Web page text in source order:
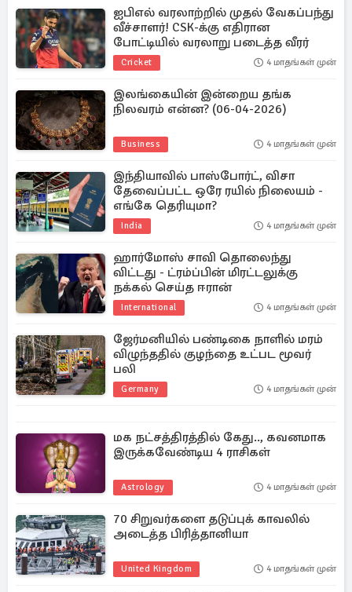
ஐபிஎல் வரலாற்றில் முதல் வேகப்பந்து
வீச்சாளர்! CSK-க்கு எதிரான
போட்டியில் வரலாறு படைத்த வீரர்
Cricket 4 மாதங்கள் முன்
இலங்கையின் இன்றைய தங்க
நிலவரம் என்ன? (06-04-2026)
Business 4 மாதங்கள் முன்
இந்தியாவில் பாஸ்போர்ட், விசா
தேவைப்பட்ட ஒரே ரயில் நிலையம் -
எங்கே தெரியுமா?
India 4 மாதங்கள் முன்
ஹார்மோஸ் சாவி தொலைந்து
விட்டது - ட்ரம்ப்பின் மிரட்டலுக்கு
நக்கல் செய்த ஈரான்
International 4 மாதங்கள் முன்
ஜேர்மனியில் பண்டிகை நாளில் மரம்
விழுந்ததில் குழந்தை உட்பட மூவர்
பலி
Germany 4 மாதங்கள் முன்
மக நட்சத்திரத்தில் கேது.., கவனமாக
இருக்கவேண்டிய 4 ராசிகள்
Astrology 4 மாதங்கள் முன்
70 சிறுவர்களை தடுப்புக் காவலில்
அடைத்த பிரித்தானியா
United Kingdom 4 மாதங்கள் முன்